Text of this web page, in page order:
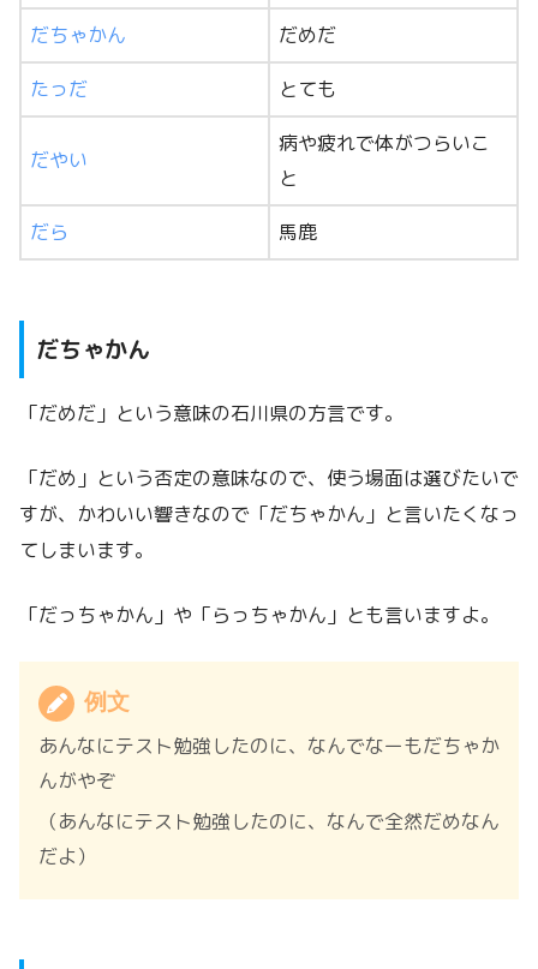
だちゃかん だめだ
たっだ とても
だやい
病や疲れで体がつらいこ
と
だら 馬鹿
だちゃかん
「だめだ」という意味の石川県の方言です。
「だめ」という否定の意味なので、使う場面は選びたいで
すが、かわいい響きなので「だちゃかん」と言いたくなっ
てしまいます。
「だっちゃかん」や「らっちゃかん」とも言いますよ。
例文
あんなにテスト勉強したのに、なんでなーもだちゃか
んがやぞ
（あんなにテスト勉強したのに、なんで全然だめなん
だよ）